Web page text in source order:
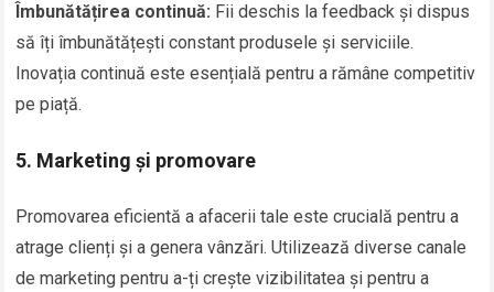
Îmbunătățirea continuă: Fii deschis la feedback și dispus
să îți îmbunătățești constant produsele și serviciile.
Inovația continuă este esențială pentru a rămâne competitiv
pe piață.
5. Marketing și promovare
Promovarea eficientă a afacerii tale este crucială pentru a
atrage clienți și a genera vânzări. Utilizează diverse canale
de marketing pentru a-ți crește vizibilitatea și pentru a